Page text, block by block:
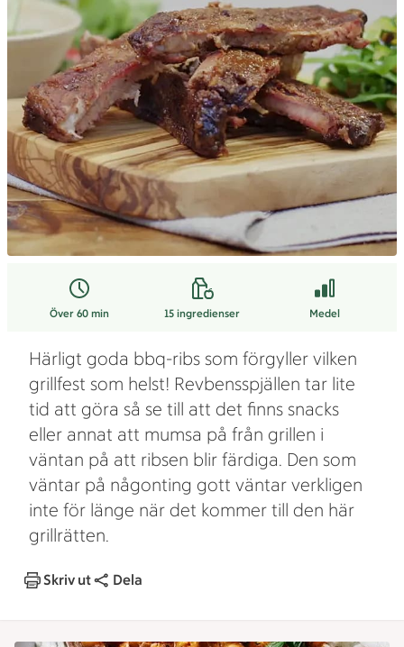
Över 60 min 15 ingredienser Medel
Härligt goda bbq-ribs som förgyller vilken
grillfest som helst! Revbensspjällen tar lite
tid att göra så se till att det finns snacks
eller annat att mumsa på från grillen i
väntan på att ribsen blir färdiga. Den som
väntar på någonting gott väntar verkligen
inte för länge när det kommer till den här
grillrätten.
Skriv ut Dela